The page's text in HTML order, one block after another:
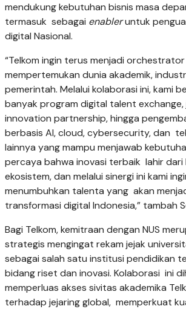
mendukung kebutuhan bisnis masa
termasuk sebagai enableruntuk
digital Nasional.
“Telkom ingin terus menjadi
mempertemukan dunia akademik,
pemerintah. Melalui kolaborasi ini, kami
banyak program digital talent
innovation partnership, hingga
berbasis AI, cloud, cybersecurity, dan
lainnya yang mampu menjawab
percaya bahwa inovasi terbaik lahir dari
ekosistem, dan melalui sinergi ini kami
menumbuhkan talenta yang akan
transformasi digital Indonesia,” tambah
Bagi Telkom, kemitraan dengan NUS
strategis mengingat rekam jejak
sebagai salah satu institusi pendidikan
bidang riset dan inovasi. Kolaborasi ini
memperluas akses sivitas akademika
terhadap jejaring global, memperkuat